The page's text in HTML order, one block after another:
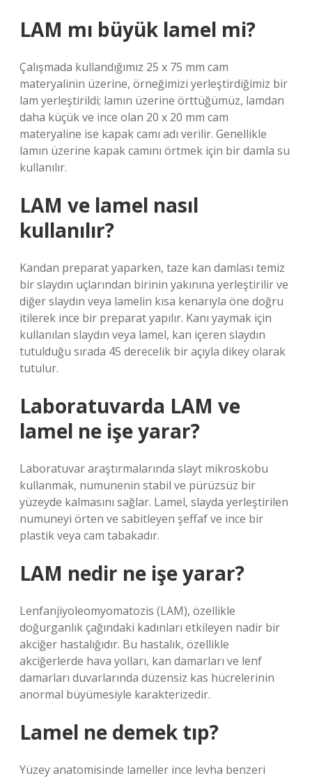
LAM mı büyük lamel mi?
Çalışmada kullandığımız 25 x 75 mm cam
materyalinin üzerine, örneğimizi yerleştirdiğimiz bir
lam yerleştirildi; lamın üzerine örttüğümüz, lamdan
daha küçük ve ince olan 20 x 20 mm cam
materyaline ise kapak camı adı verilir. Genellikle
lamın üzerine kapak camını örtmek için bir damla su
kullanılır.
LAM ve lamel nasıl
kullanılır?
Kandan preparat yaparken, taze kan damlası temiz
bir slaydın uçlarından birinin yakınına yerleştirilir ve
diğer slaydın veya lamelin kısa kenarıyla öne doğru
itilerek ince bir preparat yapılır. Kanı yaymak için
kullanılan slaydın veya lamel, kan içeren slaydın
tutulduğu sırada 45 derecelik bir açıyla dikey olarak
tutulur.
Laboratuvarda LAM ve
lamel ne işe yarar?
Laboratuvar araştırmalarında slayt mikroskobu
kullanmak, numunenin stabil ve pürüzsüz bir
yüzeyde kalmasını sağlar. Lamel, slayda yerleştirilen
numuneyi örten ve sabitleyen şeffaf ve ince bir
plastik veya cam tabakadır.
LAM nedir ne işe yarar?
Lenfanjiyoleomyomatozis (LAM), özellikle
doğurganlık çağındaki kadınları etkileyen nadir bir
akciğer hastalığıdır. Bu hastalık, özellikle
akciğerlerde hava yolları, kan damarları ve lenf
damarları duvarlarında düzensiz kas hücrelerinin
anormal büyümesiyle karakterizedir.
Lamel ne demek tıp?
Yüzey anatomisinde lameller ince levha benzeri